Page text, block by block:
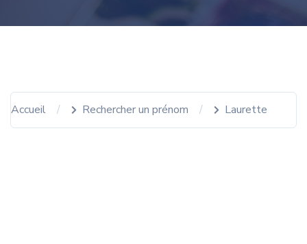
Accueil Rechercher un prénom Laurette